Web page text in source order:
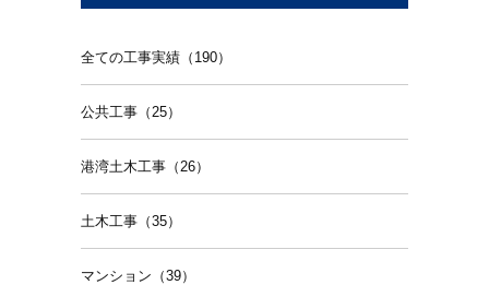
全ての工事実績（190）
公共工事（25）
港湾土木工事（26）
土木工事（35）
マンション（39）